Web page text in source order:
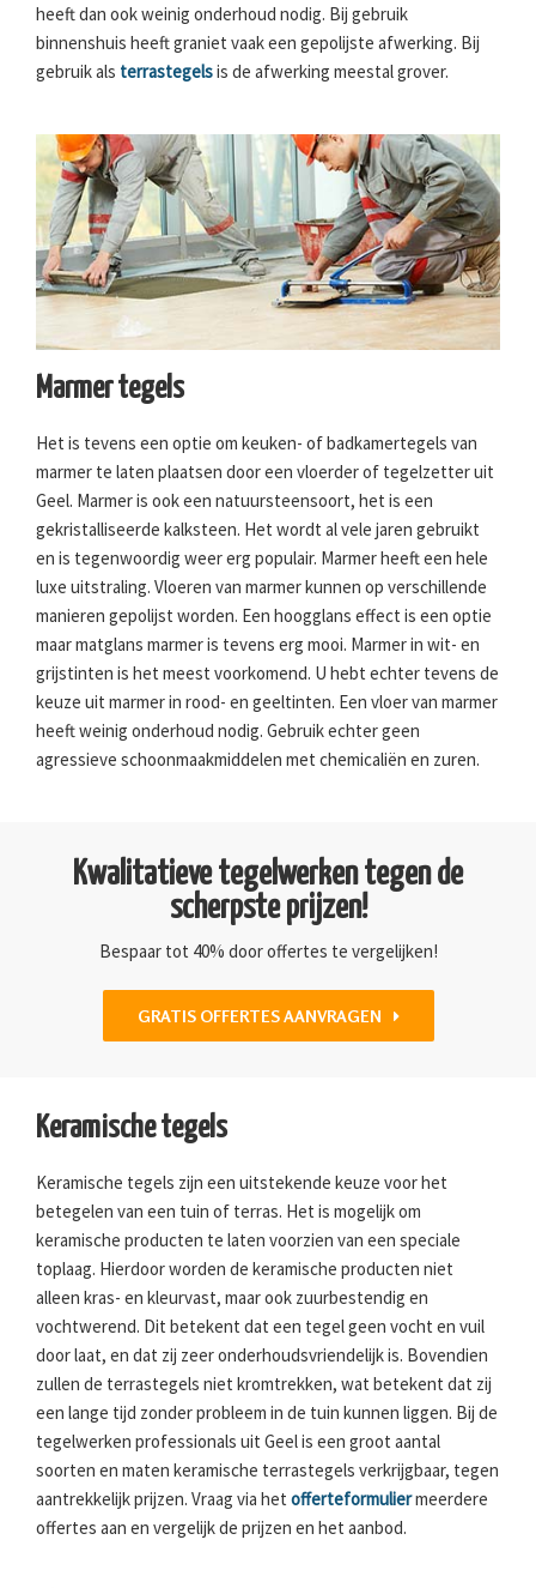
heeft dan ook weinig onderhoud nodig. Bij gebruik
binnenshuis heeft graniet vaak een gepolijste afwerking. Bij
gebruik als terrastegelsis de afwerking meestal grover.
Marmer tegels
Het is tevens een optie om keuken- of badkamertegels van
marmer te laten plaatsen door een vloerder of tegelzetter uit
Geel. Marmer is ook een natuursteensoort, het is een
gekristalliseerde kalksteen. Het wordt al vele jaren gebruikt
en is tegenwoordig weer erg populair. Marmer heeft een hele
luxe uitstraling. Vloeren van marmer kunnen op verschillende
manieren gepolijst worden. Een hoogglans effect is een optie
maar matglans marmer is tevens erg mooi. Marmer in wit- en
grijstinten is het meest voorkomend. U hebt echter tevens de
keuze uit marmer in rood- en geeltinten. Een vloer van marmer
heeft weinig onderhoud nodig. Gebruik echter geen
agressieve schoonmaakmiddelen met chemicaliën en zuren.
Kwalitatieve tegelwerken tegen de
scherpste prijzen!
Bespaar tot 40% door offertes te vergelijken!
GRATIS OFFERTES AANVRAGEN
Keramische tegels
Keramische tegels zijn een uitstekende keuze voor het
betegelen van een tuin of terras. Het is mogelijk om
keramische producten te laten voorzien van een speciale
toplaag. Hierdoor worden de keramische producten niet
alleen kras- en kleurvast, maar ook zuurbestendig en
vochtwerend. Dit betekent dat een tegel geen vocht en vuil
door laat, en dat zij zeer onderhoudsvriendelijk is. Bovendien
zullen de terrastegels niet kromtrekken, wat betekent dat zij
een lange tijd zonder probleem in de tuin kunnen liggen. Bij de
tegelwerken professionals uit Geel is een groot aantal
soorten en maten keramische terrastegels verkrijgbaar, tegen
aantrekkelijk prijzen. Vraag via het offerteformuliermeerdere
offertes aan en vergelijk de prijzen en het aanbod.